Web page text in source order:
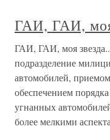
ГАИ, ГАИ,
ГАИ, ГАИ, моя
подразделение
автомобилей,
обеспечением
угнанных
более мелкими